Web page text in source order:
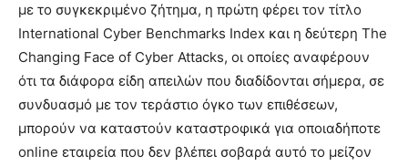
με το συγκεκριμένο ζήτημα, η πρώτη φέρει τον τίτλο
International Cyber ​​Benchmarks Index και η δεύτερη The
Changing Face of Cyber Attacks, οι οποίες αναφέρουν
ότι τα διάφορα είδη απειλών που διαδίδονται σήμερα, σε
συνδυασμό με τον τεράστιο όγκο των επιθέσεων,
μπορούν να καταστούν καταστροφικά για οποιαδήποτε
online εταιρεία που δεν βλέπει σοβαρά αυτό το μείζον